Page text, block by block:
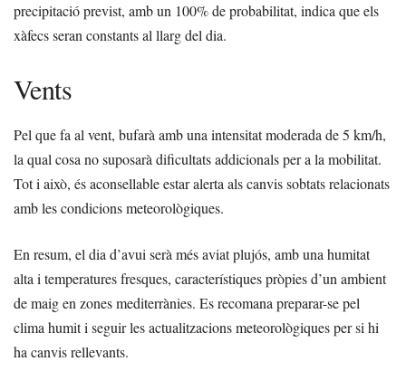
precipitació previst, amb un 100% de probabilitat, indica que els
xàfecs seran constants al llarg del dia.
Vents
Pel que fa al vent, bufarà amb una intensitat moderada de 5 km/h,
la qual cosa no suposarà dificultats addicionals per a la mobilitat.
Tot i això, és aconsellable estar alerta als canvis sobtats relacionats
amb les condicions meteorològiques.
En resum, el dia d’avui serà més aviat plujós, amb una humitat
alta i temperatures fresques, característiques pròpies d’un ambient
de maig en zones mediterrànies. Es recomana preparar-se pel
clima humit i seguir les actualitzacions meteorològiques per si hi
ha canvis rellevants.